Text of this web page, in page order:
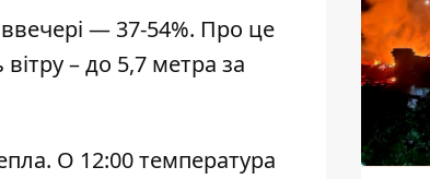
— 37-54%. Про це
– до 5,7 метра за
О 12:00 температура